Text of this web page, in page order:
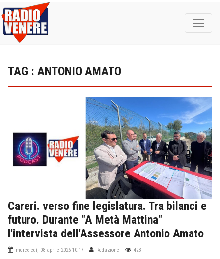
TAG : ANTONIO AMATO
Careri. verso fine legislatura. Tra bilanci e
futuro. Durante "A Metà Mattina"
l'intervista dell'Assessore Antonio Amato
mercoledì, 08 aprile 2026 10:17 Redazione 423